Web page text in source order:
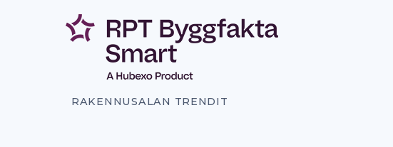
RAKENNUSALAN TRENDIT